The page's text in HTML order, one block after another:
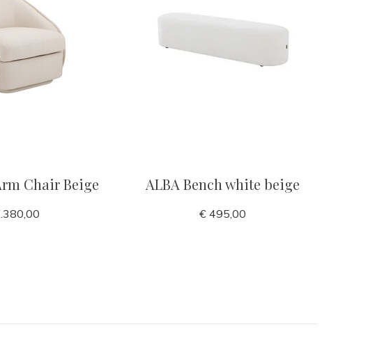
Chair Beige ALBA Bench white beige
€ 495,00